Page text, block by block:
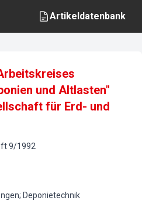
Artikeldatenbank
und Altlasten"
für Erd- und
9/1992
Deponietechnik